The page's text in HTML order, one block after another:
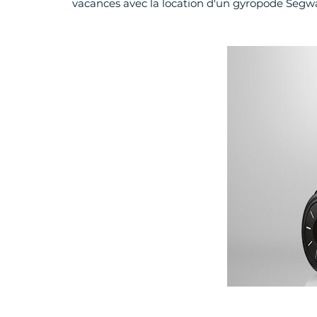
vacances avec la location d'un gyropode